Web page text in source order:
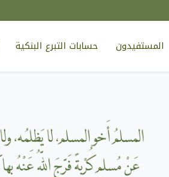
المستفيدون حسابات التبرع البنكية